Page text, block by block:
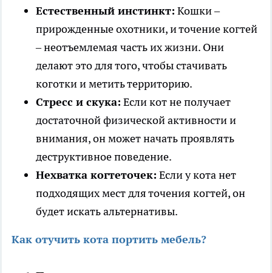
Естественный инстинкт: Кошки –
прирожденные охотники, и точение когтей
– неотъемлемая часть их жизни. Они
делают это для того, чтобы стачивать
коготки и метить территорию.
Стресс и скука: Если кот не получает
достаточной физической активности и
внимания, он может начать проявлять
деструктивное поведение.
Нехватка когтеточек: Если у кота нет
подходящих мест для точения когтей, он
будет искать альтернативы.
Как отучить кота портить мебель?